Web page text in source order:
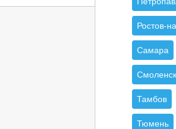
Ростов-
Самара
Смоленск
Тамбов
Тюмень